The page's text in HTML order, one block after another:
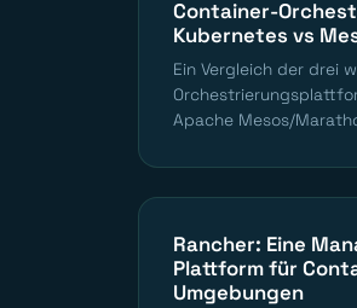
Container-
Kubernetes vs
Ein Vergleich der drei
Apache Mesos/
Rancher: Eine
Plattform für
Umgebungen